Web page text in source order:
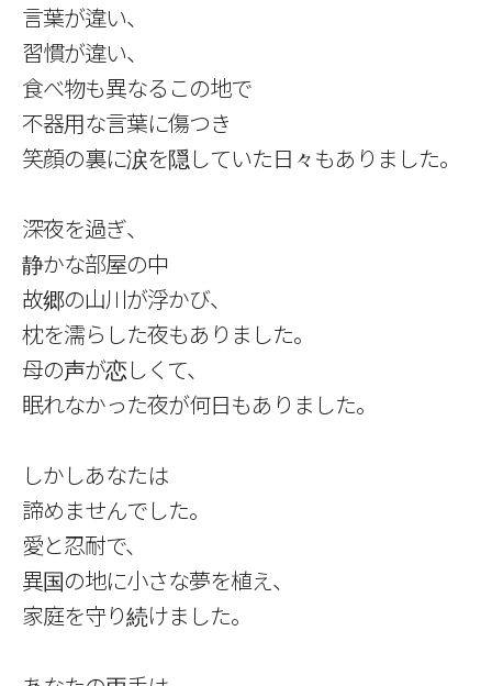
言葉が違い、
習慣が違い、
食べ物も異なるこの地で
不器用な言葉に傷つき
笑顔の裏に涙を隠していた日々もありました。
深夜を過ぎ、
静かな部屋の中
故郷の山川が浮かび、
枕を濡らした夜もありました。
母の声が恋しくて、
眠れなかった夜が何日もありました。
しかしあなたは
諦めませんでした。
愛と忍耐で、
異国の地に小さな夢を植え、
家庭を守り続けました。